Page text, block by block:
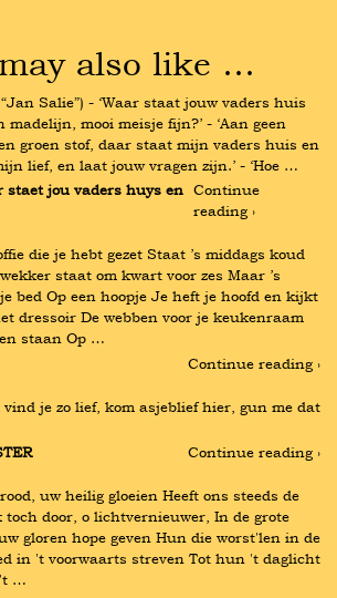
also like …
Salie”) - ‘Waar staat jouw vaders huis
mooi meisje fijn?’ - ‘Aan geen
groen stof, daar staat mijn vaders huis en
lief, en laat jouw vragen zijn.’ - ‘Hoe …
staet jou vaders huys en Continue
reading ›
die je hebt gezet Staat ’s middags koud
staat om kwart voor zes Maar ’s
bed Op een hoopje Je heft je hoofd en kijkt
dressoir De webben voor je keukenraam
staan Op …
Continue reading ›
je zo lief, kom asjeblief hier, gun me dat
Continue reading ›
uw heilig gloeien Heeft ons steeds de
toch door, o lichtvernieuwer, In de grote
gloren hope geven Hun die worst'len in de
in 't voorwaarts streven Tot hun 't daglicht
…